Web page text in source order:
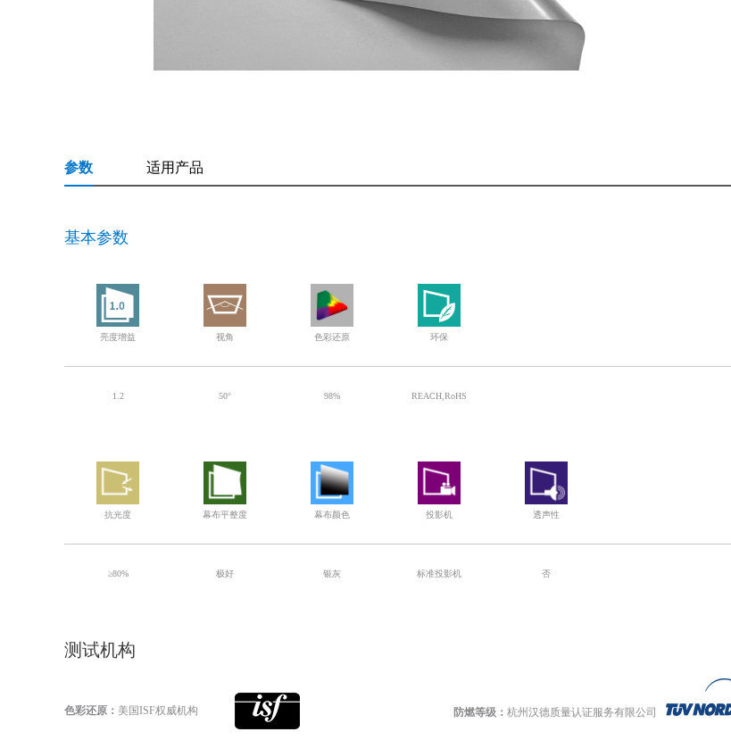
参数 适用产品
基本参数
亮度增益 视角 色彩还原 环保
1.2 50° 98% REACH,RoHS
抗光度 幕布平整度 幕布颜色 投影机 透声性
≥80% 极好 银灰 标准投影机 否
测试机构
色彩还原： 美国ISF权威机构 防燃等级： 杭州汉德质量认证服务有限公司